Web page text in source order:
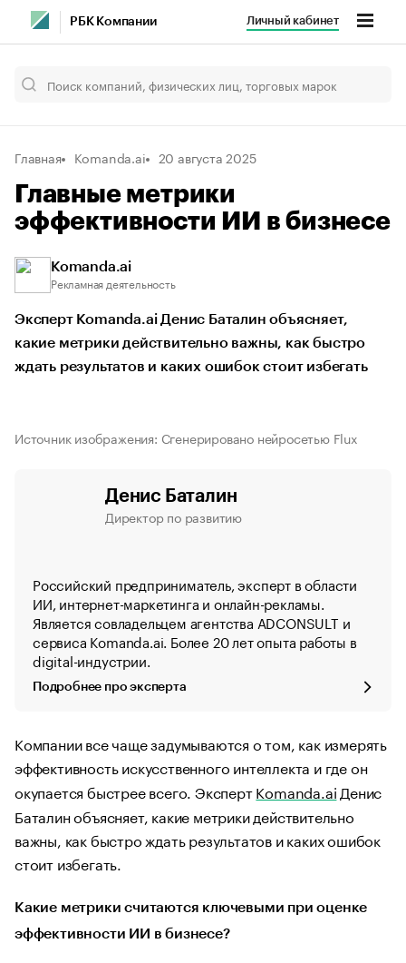
РБК Компании Личный кабинет
Главная Komanda.ai 20 августа 2025
Главные метрики
эффективности ИИ в бизнесе
Komanda.ai
Рекламная деятельность
Эксперт Komanda.ai Денис Баталин объясняет,
какие метрики действительно важны, как быстро
ждать результатов и каких ошибок стоит избегать
Источник изображения: Сгенерировано нейросетью Flux
Денис Баталин
Директор по развитию
Российский предприниматель, эксперт в области
ИИ, интернет-маркетинга и онлайн-рекламы.
Является совладельцем агентства ADCONSULT и
сервиса Komanda.ai. Более 20 лет опыта работы в
digital-индустрии.
Подробнее про эксперта
Компании все чаще задумываются о том, как измерять
эффективность искусственного интеллекта и где он
окупается быстрее всего. ЭкспертKomanda.ai Денис
Баталин объясняет, какие метрики действительно
важны, как быстро ждать результатов и каких ошибок
стоит избегать.
Какие метрики считаются ключевыми при оценке
эффективности ИИ в бизнесе?